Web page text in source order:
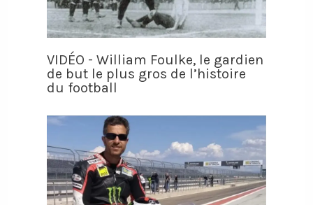
VIDÉO - William Foulke, le gardien
de but le plus gros de l’histoire
du football